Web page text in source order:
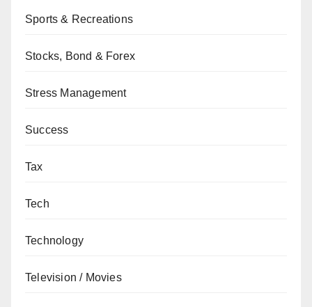
Sports & Recreations
Stocks, Bond & Forex
Stress Management
Success
Tax
Tech
Technology
Television / Movies